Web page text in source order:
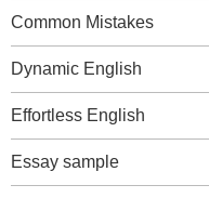
Common Mistakes
Dynamic English
Effortless English
Essay sample